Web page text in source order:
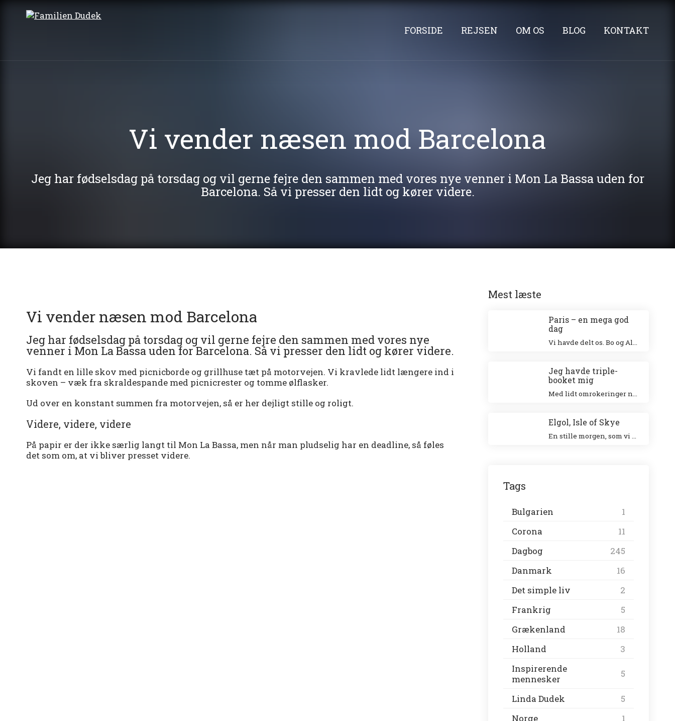
FORSIDE REJSEN OM OS BLOG KONTAKT
Vi vender næsen mod Barcelona
Jeg har fødselsdag på torsdag og vil gerne fejre den sammen med vores nye venner i Mon La Bassa uden for
Barcelona. Så vi presser den lidt og kører videre.
Vi vender næsen mod Barcelona
Jeg har fødselsdag på torsdag og vil gerne fejre den sammen med vores nye
venner i Mon La Bassa uden for Barcelona. Så vi presser den lidt og kører videre.
Vi fandt en lille skov med picnicborde og grillhuse tæt på motorvejen. Vi kravlede lidt længere ind i
skoven – væk fra skraldespande med picnicrester og tomme ølflasker.
Ud over en konstant summen fra motorvejen, så er her dejligt stille og roligt.
Videre, videre, videre
På papir er der ikke særlig langt til Mon La Bassa, men når man pludselig har en deadline, så føles
det som om, at vi bliver presset videre.
Mest læste
Paris – en mega god
dag
Vi havde delt os. Bo og Alex besøgte Eiffeltårnet og Niki og jeg besøgte Louvre. Jeg klatrede op i Eiffeltårnet for 20 år siden sammen med min veninde Tina og Niki ville allerhelst besøge Louvre.
Jeg havde triple-
booket mig
Med lidt omrokeringer nåede jeg det hele – og helt uden stress.
Elgol, Isle of Skye
En stille morgen, som vi nød ved den smukke havn. Vi gik en tur langs landsbyen ud til forsamlingshuset, hvor der var små boder, der solgte lokale ting.
Tags
Bulgarien
1
Corona
11
Dagbog
245
Danmark
16
Det simple liv
2
Frankrig
5
Grækenland
18
Holland
3
Inspirerende
mennesker
5
Linda Dudek
5
Norge
1